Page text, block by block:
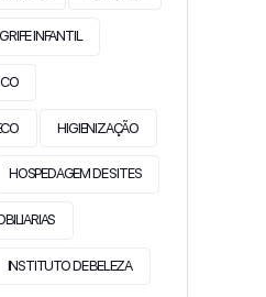
GRIFE INFANTIL
HIGIENIZAÇÃO
HOSPEDAGEM DE SITES
INSTITUTO DE BELEZA